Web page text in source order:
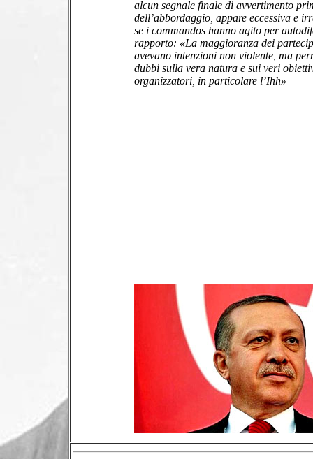
alcun segnale finale di avvertimento
dell’abbordaggio, appare eccessiva e
se i commandos hanno agito per
rapporto: «La maggioranza dei
avevano intenzioni non violente, ma
dubbi sulla vera natura e sui veri
organizzatori, in particolare l’Ihh»